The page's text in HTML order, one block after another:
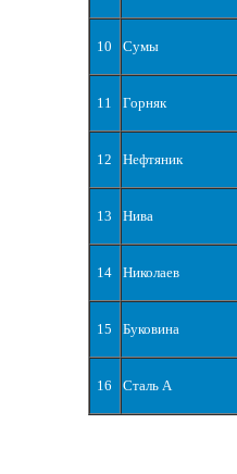
10 Сумы
11 Горняк
12 Нефтяник
13 Нива
14 Николаев
15 Буковина
16 Сталь А